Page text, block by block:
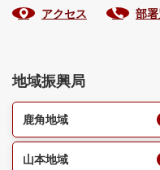
アクセス 部
地域振興局
鹿角地域
山本地域